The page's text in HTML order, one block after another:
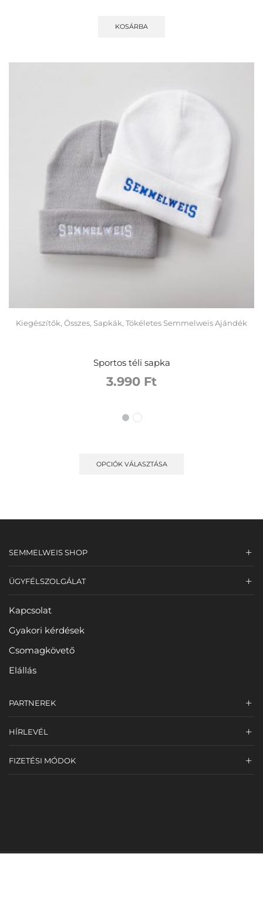
KOSÁRBA
Kiegészítők, Összes, Sapkák, Tökéletes Semmelweis Ajándék
Sportos téli sapka
3.990 Ft
OPCIÓK VÁLASZTÁSA
SEMMELWEIS SHOP
ÜGYFÉLSZOLGÁLAT
Kapcsolat
Gyakori kérdések
Csomagkövető
Elállás
PARTNEREK
HÍRLEVÉL
FIZETÉSI MÓDOK